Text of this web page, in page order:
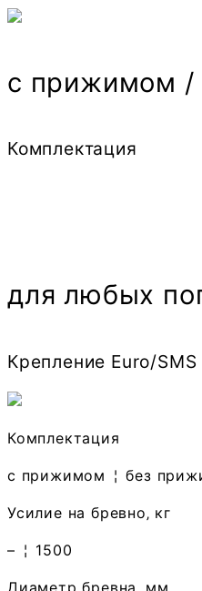
с прижимом /
Комплектация
для любых
Крепление Euro/SMS
Комплектация
с прижимом ¦без
Усилие на бревно‚ кг
– ¦ 1500